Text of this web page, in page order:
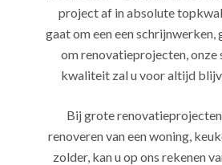
project af in absolute
gaat om een een
om renovatieprojecten, onze
kwaliteit zal u voor altijd
Bij grote
renoveren van een woning,
zolder, kan u op ons rekenen